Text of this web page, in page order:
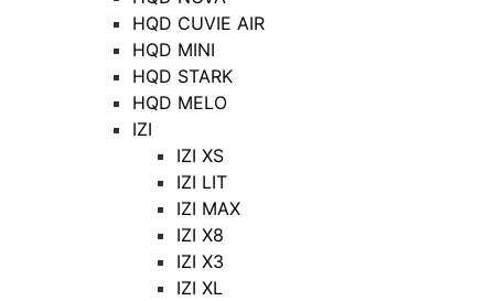
HQD CUVIE AIR
HQD MINI
HQD STARK
HQD MELO
IZI
IZI XS
IZI LIT
IZI MAX
IZI X8
IZI X3
IZI XL